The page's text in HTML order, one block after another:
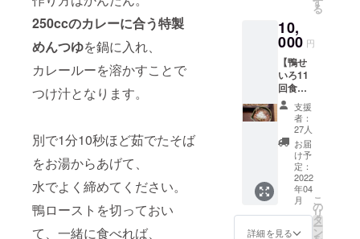
250ccのカレーに合う特製
めんつゆを鍋に入れ、
カレールーを溶かすことで
つけ汁となります。
別で1分10秒ほど茹でたそば
をお湯からあげて、
水でよく締めてください。
鴨ローストを切っておい
て、一緒に食べれば、
100%を
使用。
・玉栄
は年間
670トン
あまり
の生産
量で、
純米大
吟醸は
市場に
出回り
にくい
・フ
ルー
な香
円の食
事券と
しても
使用可
能で
す。※お
つりは
返却し
ませ
ん。 有
効期
限：22
年4月9
日〜22
年9月30
日
本菱・
純米大
吟醸
2020or
2021の
セット
（選べ
ます）
・そば
と日本
酒の
ゴール
デンマ
リアー
ジュを
お楽し
みくだ
る
10,
000 円
【鴨せ
いろ11
回食事
券】 ・
その場
で鴨南
蛮そば
or鴨せ
いろを
選択で
きま
す。 ・
支援さ
れた画
支援
者：
27人
お届
け予
定：
2022
年04
月
詳細を見る
こ
の
リ
タ
ー
ン